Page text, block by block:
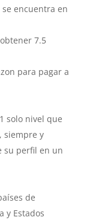
encuentra en
7.5
para pagar a
solo nivel que
siempre y
su perfil en un
de
y Estados